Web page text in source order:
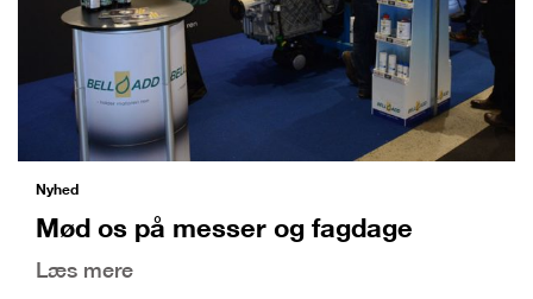
Nyhed
Mød os på messer og fagdage
Læs mere